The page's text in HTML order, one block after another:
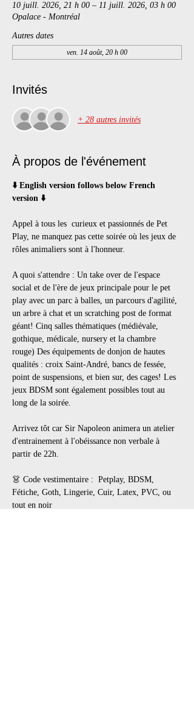
10 juill. 2026, 21 h 00 – 11 juill. 2026, 03 h 00
Opalace - Montréal
Autres dates
ven. 14 août, 20 h 00
Invités
+ 28 autres invités
À propos de l'événement
⬇️ English version follows below French
version ⬇️
Appel à tous les  curieux et passionnés de Pet
Play, ne manquez pas cette soirée où les jeux de
rôles animaliers sont à l'honneur.
A quoi s'attendre : Un take over de l'espace
social et de l'ère de jeux principale pour le pet
play avec un parc à balles, un parcours d'agilité,
un arbre à chat et un scratching post de format
géant! Cinq salles thématiques (médiévale,
gothique, médicale, nursery et la chambre
rouge) Des équipements de donjon de hautes
qualités : croix Saint-André, bancs de fessée,
point de suspensions, et bien sur, des cages! Les
jeux BDSM sont également possibles tout au
long de la soirée.
Arrivez tôt car Sir Napoleon animera un atelier
d'entrainement à l'obéissance non verbale à
partir de 22h.
👗 Code vestimentaire :  Petplay, BDSM,
Fétiche, Goth, Lingerie, Cuir, Latex, PVC, ou
tout en noir